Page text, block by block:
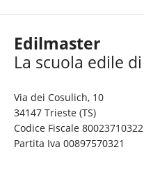
Edilmaster
Via dei Cosulich, 10
34147 Trieste (TS)
Codice Fiscale 80023710322
Partita Iva 00897570321